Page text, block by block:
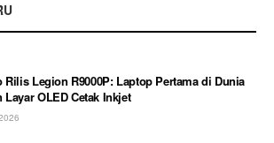
Rilis Legion R9000P: Laptop Pertama di Dunia
Layar OLED Cetak Inkjet